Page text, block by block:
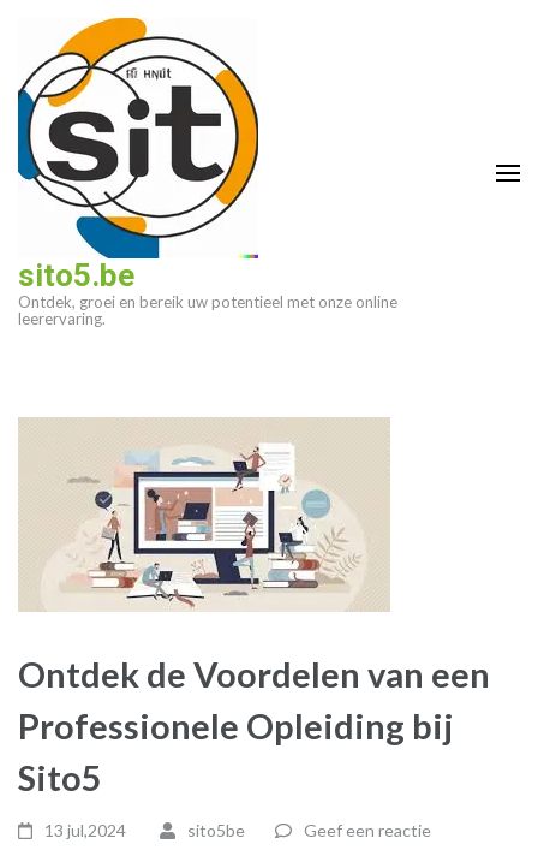
inhoud
(druk
enter)
sito5.be
Ontdek, groei en bereik uw potentieel met onze online
leerervaring.
Ontdek de Voordelen van een
Professionele Opleiding bij
Sito5
13 jul,2024 sito5be Geef een reactie